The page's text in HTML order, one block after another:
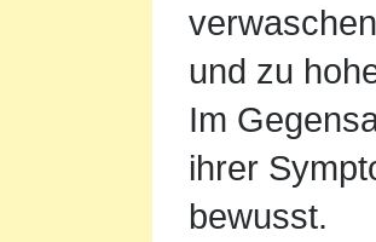
und zu
Im
ihrer
bewusst.